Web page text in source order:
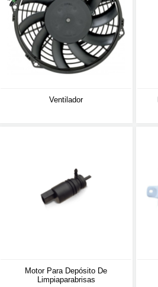
Ventilador
Motor Para Depósito De
Limpiaparabrisas